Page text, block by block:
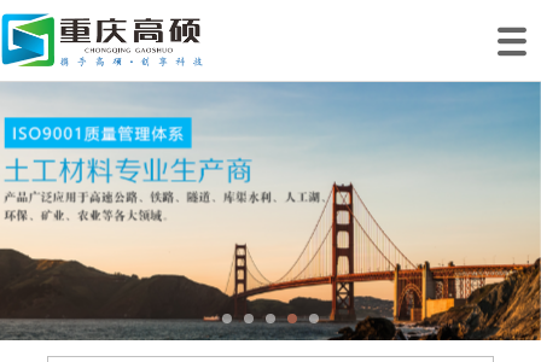
网站首页
关于我们
生产基地
新闻动态